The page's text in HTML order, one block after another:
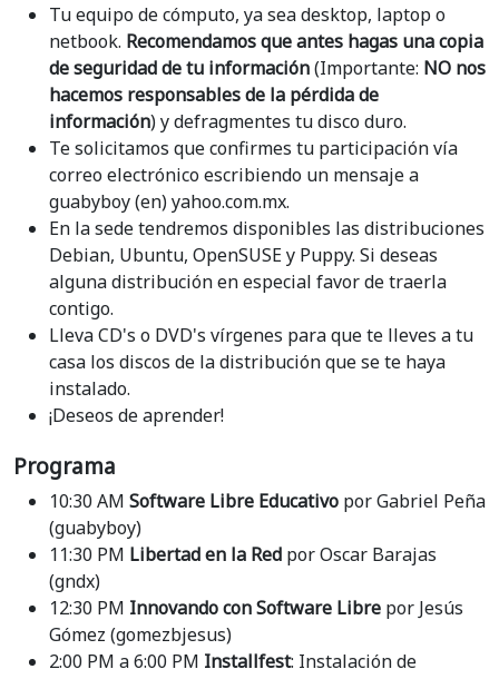
Tu equipo de cómputo, ya sea desktop, laptop o
netbook. Recomendamos que antes hagas una copia
de seguridad de tu información(Importante: NO nos
hacemos responsables de la pérdida de
información) y defragmentes tu disco duro.
Te solicitamos que confirmes tu participación vía
correo electrónico escribiendo un mensaje a
guabyboy (en) yahoo.com.mx.
En la sede tendremos disponibles las distribuciones
Debian, Ubuntu, OpenSUSE y Puppy. Si deseas
alguna distribución en especial favor de traerla
contigo.
Lleva CD's o DVD's vírgenes para que te lleves a tu
casa los discos de la distribución que se te haya
instalado.
¡Deseos de aprender!
Programa
10:30 AM Software Libre Educativo por Gabriel Peña
(guabyboy)
11:30 PM Libertad en la Red por Oscar Barajas
(gndx)
12:30 PM Innovando con Software Libre por Jesús
Gómez (gomezbjesus)
2:00 PM a 6:00 PM Installfest: Instalación de